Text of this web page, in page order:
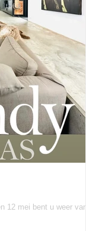
12 mei bent u weer van